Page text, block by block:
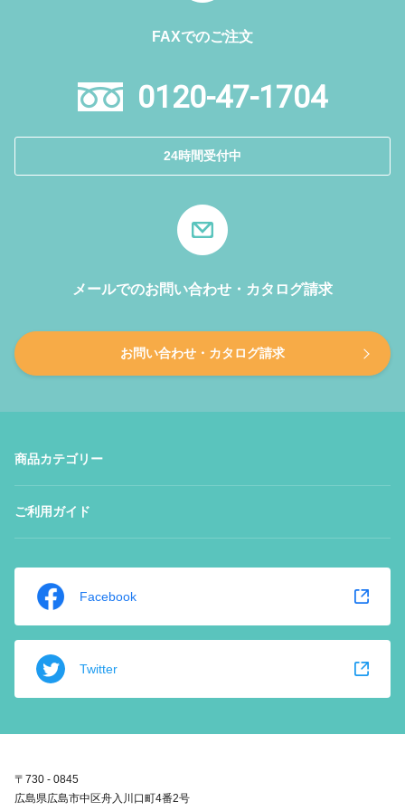
FAXでのご注文
0120-47-1704
24時間受付中
メールでのお問い合わせ・カタログ請求
お問い合わせ・カタログ請求
商品カテゴリー
ご利用ガイド
Facebook
Twitter
〒730 - 0845
広島県広島市中区舟入川口町4番2号